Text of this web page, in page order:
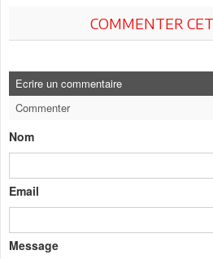
COMMENTER
Ecrire un commentaire
Commenter
Nom
Email
Message